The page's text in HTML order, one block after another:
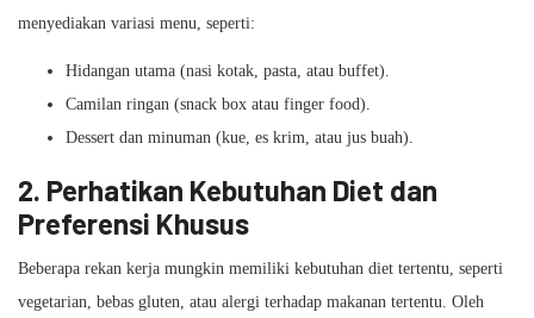
menyediakan variasi menu, seperti:
Hidangan utama (nasi kotak, pasta, atau buffet).
Camilan ringan (snack box atau finger food).
Dessert dan minuman (kue, es krim, atau jus buah).
2. Perhatikan Kebutuhan Diet dan
Preferensi Khusus
Beberapa rekan kerja mungkin memiliki kebutuhan diet tertentu, seperti
vegetarian, bebas gluten, atau alergi terhadap makanan tertentu. Oleh